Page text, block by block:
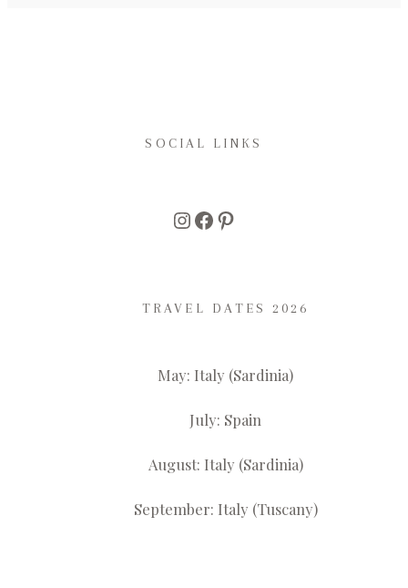
SOCIAL LINKS
Instagram
Facebook
Pinterest
TRAVEL DATES 2026
May: Italy (Sardinia)
July: Spain
August: Italy (Sardinia)
September: Italy (Tuscany)